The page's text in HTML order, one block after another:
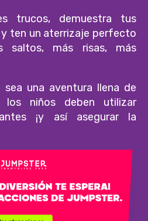
trucos, demuestra tus
y ten un aterrizaje perfecto
saltos, más risas, más
una aventura llena de
los niños deben utilizar
¡y así asegurar la